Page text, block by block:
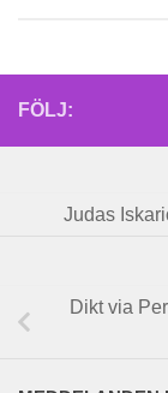
FÖLJ:
Judas
Dikt via